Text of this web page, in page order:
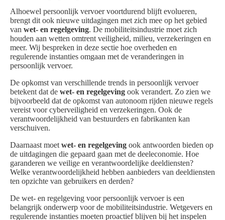
Alhoewel persoonlijk vervoer voortdurend blijft evolueren,
brengt dit ook nieuwe uitdagingen met zich mee op het gebied
van wet- en regelgeving. De mobiliteitsindustrie moet zich
houden aan wetten omtrent veiligheid, milieu, verzekeringen en
meer. Wij bespreken in deze sectie hoe overheden en
regulerende instanties omgaan met de veranderingen in
persoonlijk vervoer.
De opkomst van verschillende trends in persoonlijk vervoer
betekent dat de wet- en regelgeving ook verandert. Zo zien we
bijvoorbeeld dat de opkomst van autonoom rijden nieuwe regels
vereist voor cyberveiligheid en verzekeringen. Ook de
verantwoordelijkheid van bestuurders en fabrikanten kan
verschuiven.
Daarnaast moet wet- en regelgeving ook antwoorden bieden op
de uitdagingen die gepaard gaan met de deeleconomie. Hoe
garanderen we veilige en verantwoordelijke deeldiensten?
Welke verantwoordelijkheid hebben aanbieders van deeldiensten
ten opzichte van gebruikers en derden?
De wet- en regelgeving voor persoonlijk vervoer is een
belangrijk onderwerp voor de mobiliteitsindustrie. Wetgevers en
regulerende instanties moeten proactief blijven bij het inspelen